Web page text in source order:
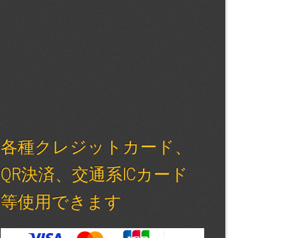
各種クレジットカード、
QR決済、交通系ICカード
等使用できます